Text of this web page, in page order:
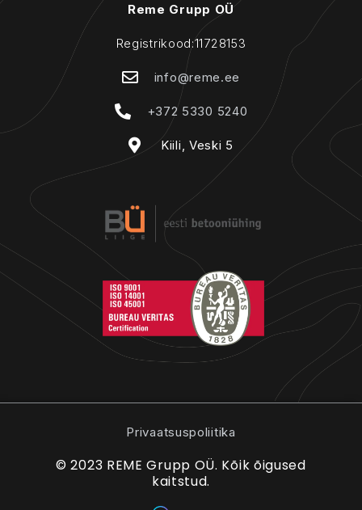
Reme Grupp OÜ
Registrikood:11728153
info@reme.ee
+372 5330 5240
Kiili, Veski 5
Privaatsuspoliitika
© 2023 REME Grupp OÜ. Kõik õigused
kaitstud.